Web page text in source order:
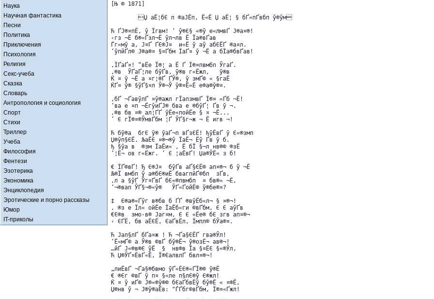
Наука
Научная фантастика
Песни
Политика
Приключения
Психология
Религия
Секс-учеба
Сказка
Словарь
Антропология и социология
Спорт
Стихи
Триллер
Учеба
Философия
Фентези
Эзотерика
Экономика
Энциклопедия
Эротические и порно рассказы
Юмор
IT-приколы
[Њ © 1871]
        Џ аЁ¦бЄ п ®аЈЁп, Ё«Ё Џ аЁ¦ § бҐ«пҐвбп ў­®ўм
Ћ ­ҐЈ®¤пЁ, ў Їгвм! ‘ ў®Є§ «®ў е«л­мвҐ Ј®а¤®!
‹гз ¬Ё б®«­Ґз­л¬Ё ўл¬лв Ё Їа®вҐав
Ѓг«мў а, Ј¤Ґ ­ҐЄ®Ј¤  и«Ё ў аў абЄЁҐ ®а¤л.
‘ўпйҐ­­л© Ј®а®¤ §¤Ґбм ЇаҐ¤ ў ¬Ё а бЇа®бвҐав!
‚ЇҐаҐ¤! “вЁе Ї®¦ а Ё ­Ґ Ї®¤­пвмбп ЎгаҐ.
‚®в ­ ЎҐаҐ¦­ле бўҐв, ў®в г«Ёжл,   ў®в
Ќ ¤ ў ¬Ё а ¤г¦­®Ґ ­ҐЎ®, ў змҐ© « §гаЁ
ЌҐ¤ ў­® §ўҐ§¤л Ў®¬Ў ў®¤Ё«Ё е®а®ў®¤.
‚бҐ ¬ҐавўлҐ ¤ў®ажл гЇапзмвҐ Ї®¤ «Ґб ¬Ё!
‘ва е ¤­п ¬Ё­гўиҐЈ® бва е ®бўҐ¦ Ґв ў ¬.
‚®в бв ¤® ал¦ҐҐ ўЁе«пойЁе § ¤ ¬Ё...
’ Є гЇ®¤®ЎмвҐбм ¦Ґ ЎҐ§г¬ж ¬ Ё игв ¬!
Ћ бў®а  бгЄ ў® ўаҐ¬п вҐзЄЁ! ђўЁвҐ ў Є«®змп
Џ®ўп§ЄЁ. ЉаЁЄ ¤®¬®ў ЇаЁ¬ ­Ёў Ґв ў б.
ђ §ўа в  ­®зм ЇаЁи« , Ё бЇ §¬л нв®© ­®зЁ
‘¦Ё¬ ов г«Ёжг. ’ Є ¦аЁвҐ! Џа®ЎЁ« з б!
€ ЇҐ©вҐ! Ђ Є®Ј¤  бўҐв аҐ§ЄЁ© ап¤®¬ б ў ¬Ё
Љ®Ї вмбп ў а®бЄ®иЁ бвагпйҐ©бп ­ з­Ґв,
‚л а §ўҐ Ўг¤ҐвҐ бЄ«®­пвмбп ­ ¤ бв®« ¬Ё,
‘¬®вап ЎҐ§¬®«ў­® ­  ЎҐ«ҐойЁ© ў®бе®¤?
‡  Є®а®«Ґўг в®бв б ҐҐ ®вўЁб«л¬ § ¤®¬!
‚ ­®з е Їл« ойЁе ЇаЁб«ги ©вҐбм, Є Є аўҐв
€Є®в  змо-в® Јаг¤м, Є Є «Ёе® бЄ згв ап¤®¬
‹ ЄҐЁ, бв аЁЄЁ, ЄаҐвЁ­л, Їмп­л© бЎа®¤.
Ћ Јап§­лҐ бҐа¤ж ! Ћ ¬Ґа§ЄЁҐ гва®Ўл!
‘Ё«м­Ґ© а Ў®в ©вҐ бў®Ё¬ ў®­озЁ¬ ав®¬!
…йҐ Ј«®в®Є ўЁ­  §  нв®в Їа §¤­ЁЄ §«®Ўл,
Ћ Џ®ЎҐ¤ЁвҐ«Ё, Ї®ЄалвлҐ бвл¤®¬!
„лиЁвҐ ¬Ґа§®бвмо ўҐ«ЁЄ®«ҐЇ­®© ў®­Ё
€ ®Єг­ ©вҐ ў п¤ §«ле п§лЄ®ў Є®­жл!
Ќ ¤ ў иҐ© Ј®«®ў®© бЄаҐбвЁў бў®Ё « ¤®­Ё,
Џ®нв ў ¬ Ј®ў®аЁв: "ЃҐб­г©вҐбм, Ї®¤«Ґжл!